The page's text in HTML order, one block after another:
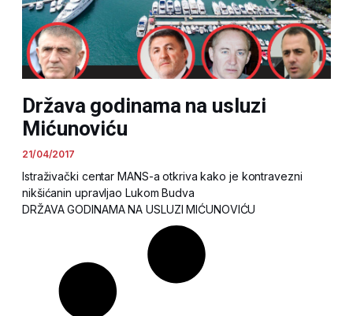
Država godinama na usluzi
Mićunoviću
21/04/2017
Istraživački centar MANS-a otkriva kako je kontravezni
nikšićanin upravljao Lukom Budva
DRŽAVA GODINAMA NA USLUZI MIĆUNOVIĆU